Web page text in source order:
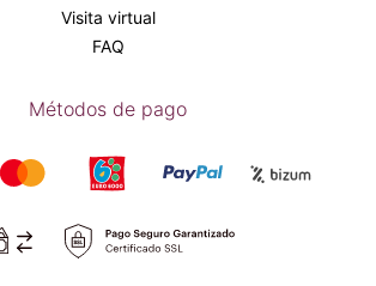
Visita virtual
FAQ
Métodos de pago